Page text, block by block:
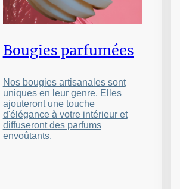
Bougies parfumées
Nos bougies artisanales sont
uniques en leur genre. Elles
ajouteront une touche
d'élégance à votre intérieur et
diffuseront des parfums
envoûtants.